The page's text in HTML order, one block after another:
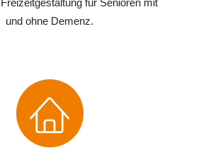
für Senioren mit
und ohne Demenz.